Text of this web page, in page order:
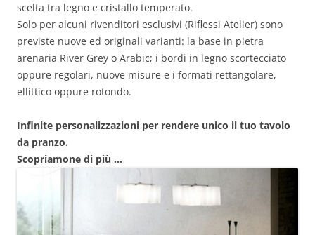
scelta tra legno e cristallo temperato.
Solo per alcuni rivenditori esclusivi (Riflessi Atelier) sono
previste nuove ed originali varianti: la base in pietra
arenaria River Grey o Arabic; i bordi in legno scortecciato
oppure regolari, nuove misure e i formati rettangolare,
ellittico oppure rotondo.
Infinite personalizzazioni per rendere unico il tuo tavolo
da pranzo.
Scopriamone di più …